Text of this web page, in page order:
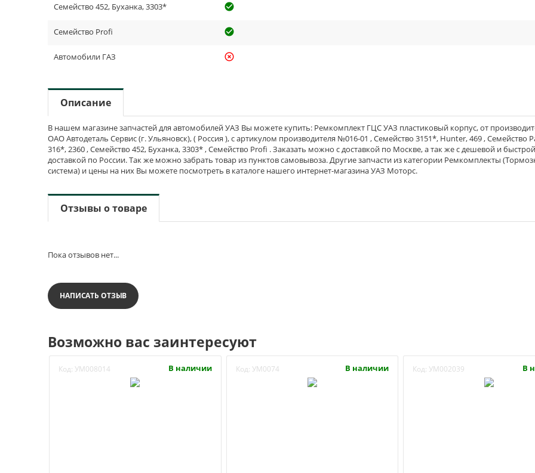
Семейство 452, Буханка, 3303* check_circle_outline
Семейство Profi check_circle_outline
Автомобили ГАЗ highlight_off
Описание
В нашем магазине запчастей для автомобилей УАЗ Вы можете купить: Ремкомплект ГЦС УАЗ пластиковый корпус, от
ОАО Автодеталь Сервис (г. Ульяновск), ( Россия ), с артикулом производителя №016-01 , Семейство 3151*, Hunter, 469 , Семейство
316*, 2360 , Семейство 452, Буханка, 3303* , Семейство Profi . Заказать можно с доставкой по Москве, а так же с дешевой и быстрой
доставкой по России. Так же можно забрать товар из пунктов самовывоза. Другие запчасти из категории Ремкомплекты
система) и цены на них Вы можете посмотреть в каталоге нашего интернет-магазина УАЗ Моторс.
Отзывы о товаре
Пока отзывов нет...
НАПИСАТЬ ОТЗЫВ
Возможно вас заинтересуют
Код: УМ008014 В наличии Код: УМ0074 В наличии Код: УМ002039 В